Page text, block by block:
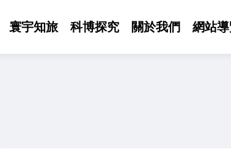
寰宇知旅 科博探究 關於我們 網站